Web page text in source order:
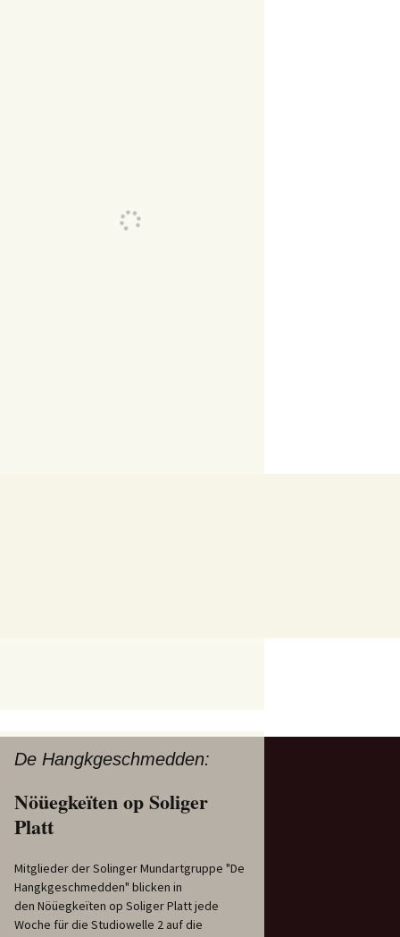
De Hangkgeschmedden:
Nöüegkeïten op Soliger
Platt
Mitglieder der Solinger Mundartgruppe "De
Hangkgeschmedden" blicken in
den Nöüegkeïten op Soliger Platt jede
Woche für die Studiowelle 2 auf die